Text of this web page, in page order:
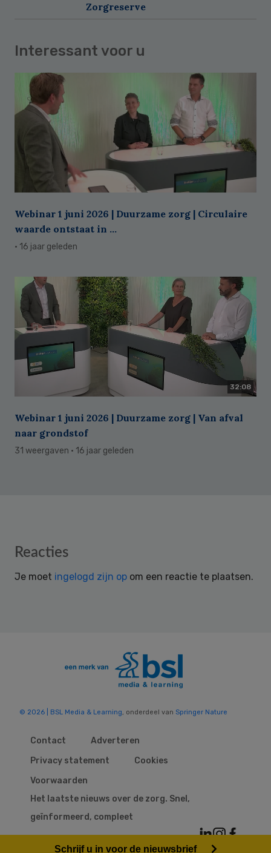
Zorgreserve
Interessant voor u
Webinar 1 juni 2026 | Duurzame zorg | Circulaire
waarde ontstaat in ...
· 16 jaar geleden
32:08
Webinar 1 juni 2026 | Duurzame zorg | Van afval
naar grondstof
31 weergaven · 16 jaar geleden
Reader
Reacties
Je moet ingelogd zijn op om een reactie te plaatsen.
© 2026 | BSL Media & Learning , onderdeel van Springer Nature
Contact
Adverteren
Privacy statement
Cookies
Voorwaarden
Het laatste nieuws over de zorg. Snel,
geïnformeerd, compleet
Schrijf u in voor de nieuwsbrief